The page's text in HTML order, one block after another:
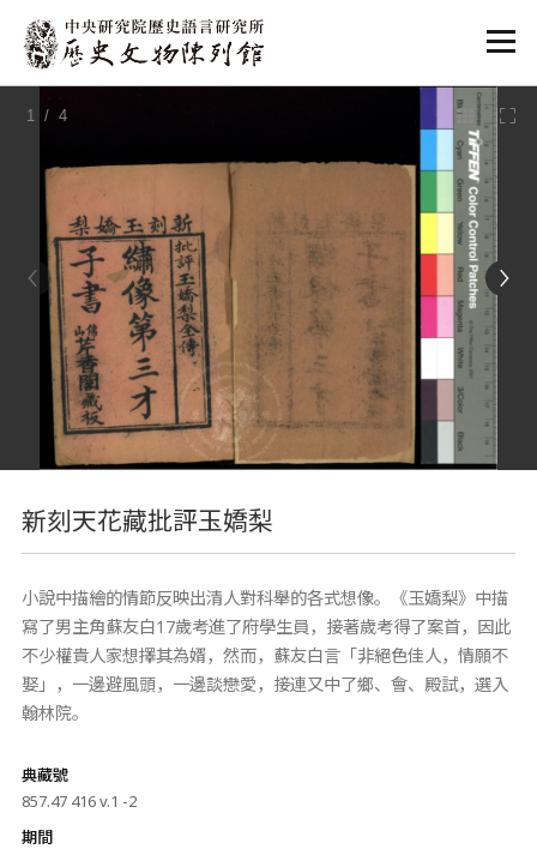
:::
1 / 4
新刻天花藏批評玉嬌梨
小說中描繪的情節反映出清人對科舉的各式想像。《玉嬌梨》中描
寫了男主角蘇友白17歲考進了府學生員，接著歲考得了案首，因此
不少權貴人家想擇其為婿，然而，蘇友白言「非絕色佳人，情願不
娶」，一邊避風頭，一邊談戀愛，接連又中了鄉、會、殿試，選入
翰林院。
典藏號
857.47 416 v.1 -2
期間